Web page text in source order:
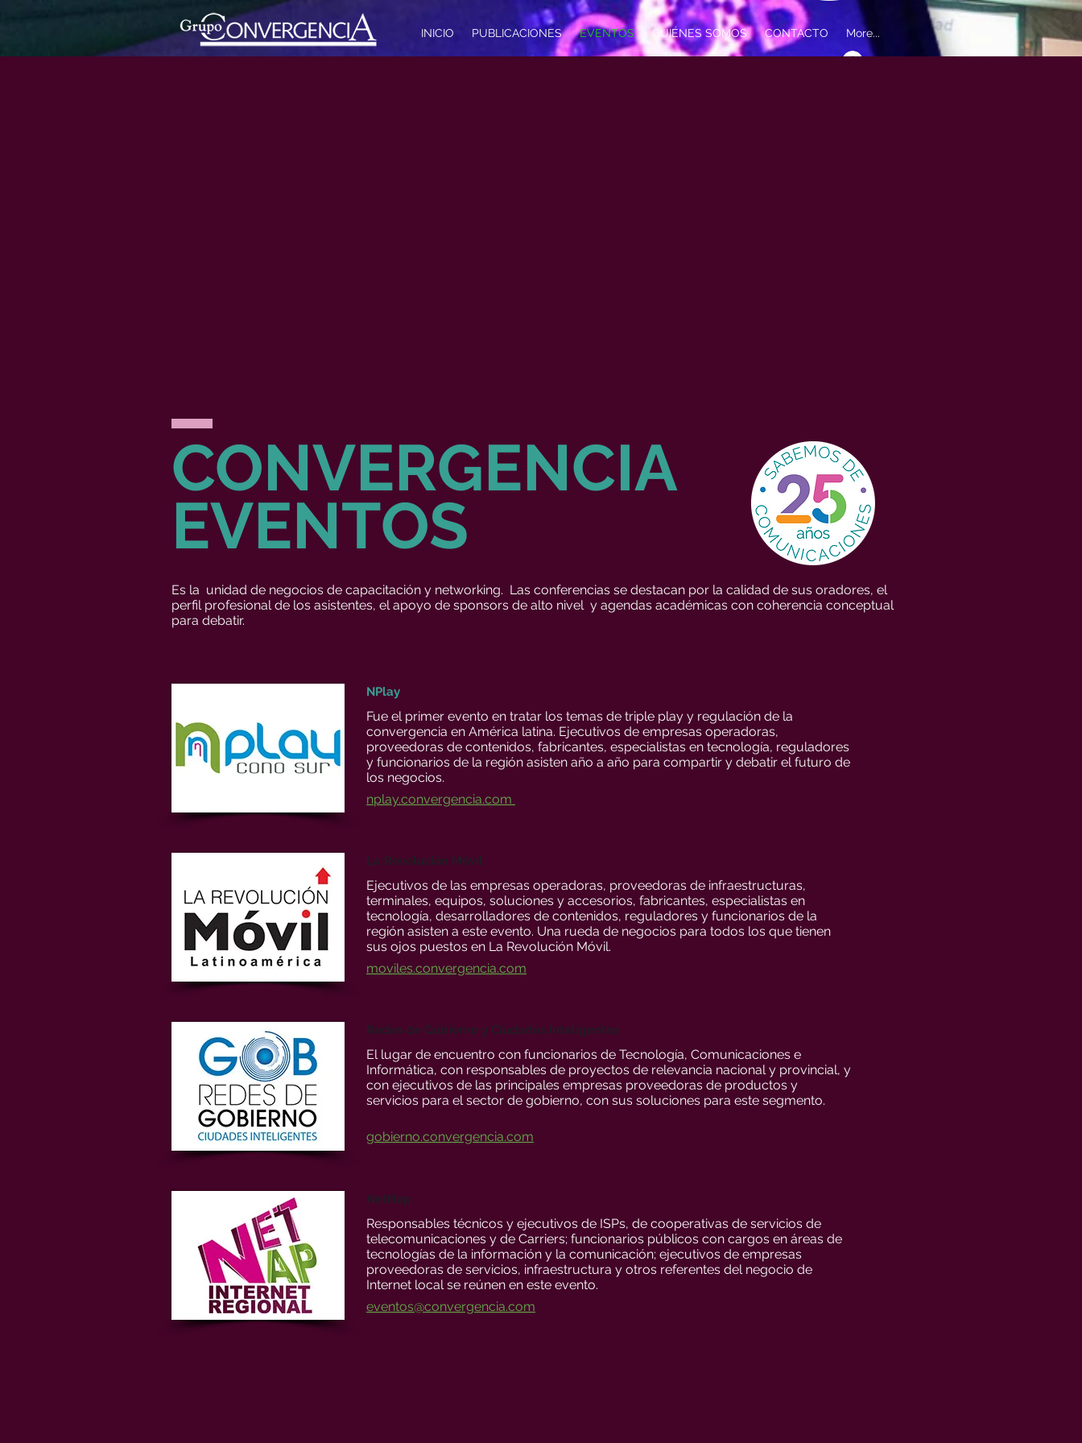
INICIO PUBLICACIONES EVENTOS QUIÉNES SOMOS CONTACTO More...
Iniciar sesión
CONVERGENCIA
EVENTOS
Es la unidad de negocios de capacitación y networking. Las conferencias se destacan por la calidad de sus oradores, el
perfil profesional de los asistentes, el apoyo de sponsors de alto nivel y agendas académicas con coherencia conceptual
para debatir.
NPlay
Fue el primer evento en tratar los temas de triple play y regulación de la
convergencia en América latina. Ejecutivos de empresas operadoras,
proveedoras de contenidos, fabricantes, especialistas en tecnología, reguladores
y funcionarios de la región asisten año a año para compartir y debatir el futuro de
los negocios.
nplay.convergencia.com
La Revolución Móvil
Ejecutivos de las empresas operadoras, proveedoras de infraestructuras,
terminales, equipos, soluciones y accesorios, fabricantes, especialistas en
tecnología, desarrolladores de contenidos, reguladores y funcionarios de la
región asisten a este evento. Una rueda de negocios para todos los que tienen
sus ojos puestos en La Revolución Móvil.
moviles.convergencia.com
Redes de Gobierno y Ciudades inteligentes
El lugar de encuentro con funcionarios de Tecnología, Comunicaciones e
Informática, con responsables de proyectos de relevancia nacional y provincial, y
con ejecutivos de las principales empresas proveedoras de productos y
servicios para el sector de gobierno, con sus soluciones para este segmento.
gobierno.convergencia.com
NetNap
Responsables técnicos y ejecutivos de ISPs, de cooperativas de servicios de
telecomunicaciones y de Carriers; funcionarios públicos con cargos en áreas de
tecnologías de la información y la comunicación; ejecutivos de empresas
proveedoras de servicios, infraestructura y otros referentes del negocio de
Internet local se reúnen en este evento.
eventos@convergencia.com